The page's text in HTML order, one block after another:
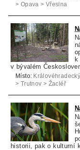
> Opava > Vřesina
k
v bývalém
Místo: Královéhradecký
> Trutnov > Žacléř
historii, pak o kulturní